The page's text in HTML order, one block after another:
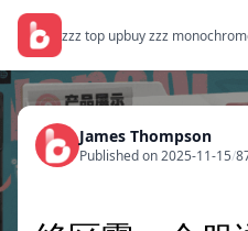
zzz top upbuy zzz
James Thompson
Published on 2025-11-15/